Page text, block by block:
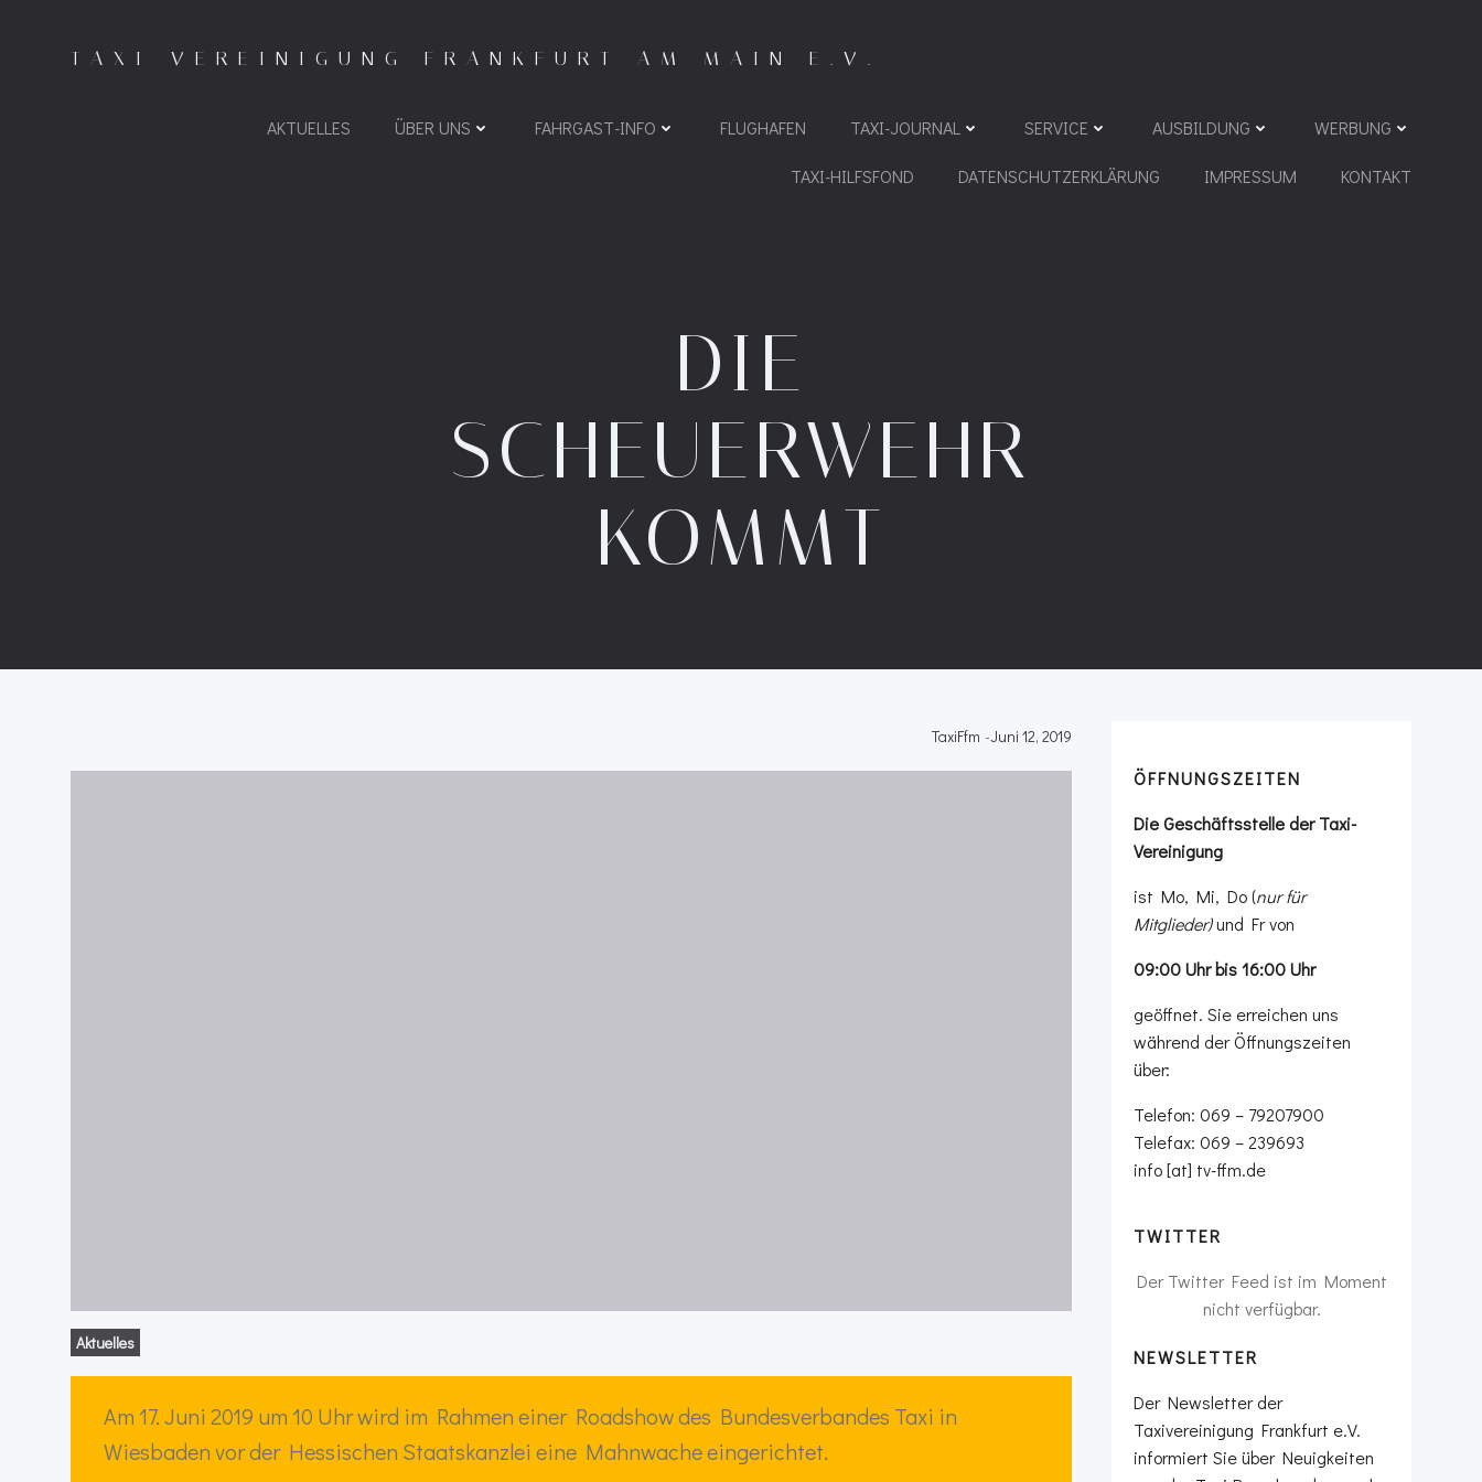
TAXI-VEREINIGUNG FRANKFURT AM MAIN E.V.
AKTUELLES ÜBER UNS FAHRGAST-INFO FLUGHAFEN TAXI-JOURNAL SERVICE AUSBILDUNG WERBUNG
TAXI-HILFSFOND DATENSCHUTZERKLÄRUNG IMPRESSUM KONTAKT
DIE
SCHEUERWEHR
KOMMT
TaxiFfm -Juni 12, 2019
Aktuelles
Am 17. Juni 2019 um 10 Uhr wird im Rahmen einer Roadshow des Bundesverbandes Taxi in
Wiesbaden vor der Hessischen Staatskanzlei eine Mahnwache eingerichtet.
ÖFFNUNGSZEITEN
Die Geschäftsstelle der Taxi-
Vereinigung
ist Mo, Mi, Do (nur für
Mitglieder)und Fr von
09:00 Uhr bis 16:00 Uhr
geöffnet. Sie erreichen uns
während der Öffnungszeiten
über:
Telefon: 069 – 79207900
Telefax: 069 – 239693
info [at] tv-ffm.de
TWITTER
Der Twitter Feed ist im Moment
nicht verfügbar.
NEWSLETTER
Der Newsletter der
Taxivereinigung Frankfurt e.V.
informiert Sie über Neuigkeiten